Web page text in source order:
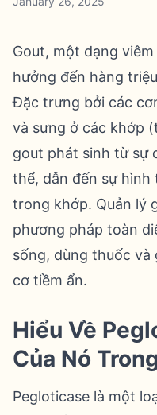
Gout, một dạng
hưởng đến hàng
Đặc trưng bởi các
và sưng ở các khớp
gout phát sinh từ sự
thể, dẫn đến sự
trong khớp. Quản lý
phương pháp toàn
sống, dùng thuốc và
cơ tiềm ẩn.
Hiểu Về
Của Nó
Pegloticase là một